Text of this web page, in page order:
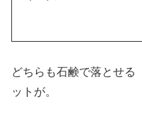
どちらも石鹸で落とせる
ットが。